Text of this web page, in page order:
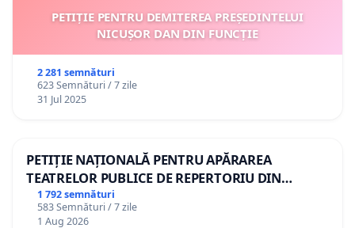
PETIȚIE PENTRU DEMITEREA PREȘEDINTELUI
NICUȘOR DAN DIN FUNCȚIE
2 281 semnături
623 Semnături / 7 zile
31 Jul 2025
PETIȚIE NAȚIONALĂ PENTRU APĂRAREA
TEATRELOR PUBLICE DE REPERTORIU DIN
ROMÂNIA
1 792 semnături
583 Semnături / 7 zile
1 Aug 2026